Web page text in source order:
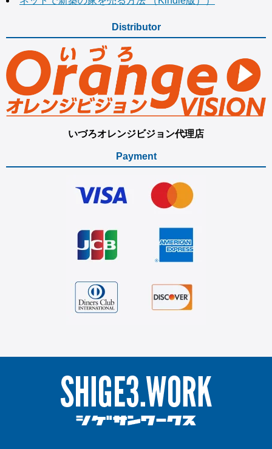
Distributor
いづろオレンジビジョン代理店
Payment